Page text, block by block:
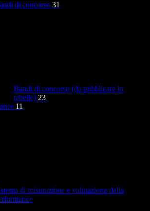
di concorso 31
Bandi di concorso (da pubblicare in
tabelle) 23
11
di misurazione e valutazione della